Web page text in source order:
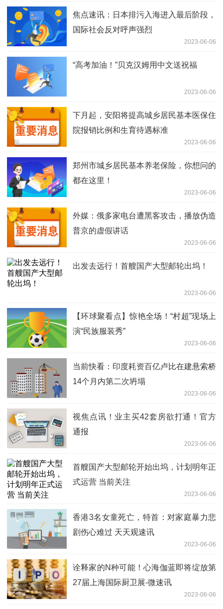
焦点速讯：日本排污入海进入最后阶段，
国际社会反对呼声强烈
2023-06-06
“高考加油！”贝克汉姆用中文送祝福
2023-06-06
下月起，安阳将提高城乡居民基本医保住
院报销比例和生育待遇标准
2023-06-06
郑州市城乡居民基本养老保险，你想问的
都在这里！
2023-06-06
外媒：俄多家电台遭黑客攻击，播放伪造
普京的虚假讲话
2023-06-06
出发去远行！首艘国产大型邮轮出坞！
2023-06-06
【环球聚看点】惊艳全场！“村超”现场上
演“民族服装秀”
2023-06-06
当前快看：印度耗资百亿卢比在建悬索桥
14个月内第二次坍塌
2023-06-06
视焦点讯！业主买42套房欲打通！官方
通报
2023-06-06
首艘国产大型邮轮开始出坞，计划明年正
式运营 当前关注
2023-06-06
香港3名女童死亡，特首：对家庭暴力悲
剧伤心难过 天天观速讯
2023-06-06
诠释家的N种可能！心海伽蓝即将绽放第
27届上海国际厨卫展-微速讯
2023-06-06